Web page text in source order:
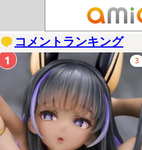
コメントランキング
3
1